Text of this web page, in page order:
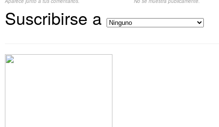
Suscribirse a